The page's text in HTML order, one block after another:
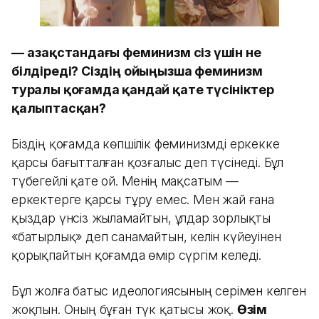
— Қазақстандағы феминизм сіз үшін не
білдіреді? Сіздің ойыңызша феминизм
туралы қоғамда қандай қате түсініктер
қалыптасқан?
Біздің қоғамда көпшілік феминизмді еркекке
қарсы бағытталған қозғалыс деп түсінеді. Бұл
түбегейлі қате ой. Менің мақсатым —
еркектерге қарсы тұру емес. Мен жай ғана
қыздар үнсіз жыламайтын, ұлдар зорлықты
«батырлық» деп санамайтын, келін күйеуінен
қорықпайтын қоғамда өмір сүргім келеді.
Бұл жолға батыс идеологиясының әсерімен келген
жоқпын. Оның бұған түк қатысы жоқ. Өзім